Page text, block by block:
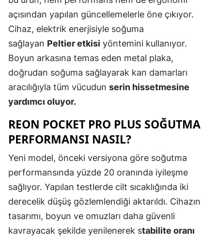
Eskişehir
Gaziantep
Giresun
Hakkari
Isparta
İstanbul
İzmir
Kars
açısından yapılan güncellemelerle öne çıkıyor.
Cihaz, elektrik enerjisiyle soğuma
sağlayan Peltier etkisi yöntemini kullanıyor.
Boyun arkasına temas eden metal plaka,
doğrudan soğuma sağlayarak kan damarları
aracılığıyla tüm vücudun serin hissetmesine
yardımcı oluyor.
REON POCKET PRO PLUS SOĞUTMA
PERFORMANSI NASIL?
Yeni model, önceki versiyona göre soğutma
performansında yüzde 20 oranında iyileşme
sağlıyor. Yapılan testlerde cilt sıcaklığında iki
derecelik düşüş gözlemlendiği aktarıldı. Cihazın
tasarımı, boyun ve omuzları daha güvenli
kavrayacak şekilde yenilenerek stabilite oranı